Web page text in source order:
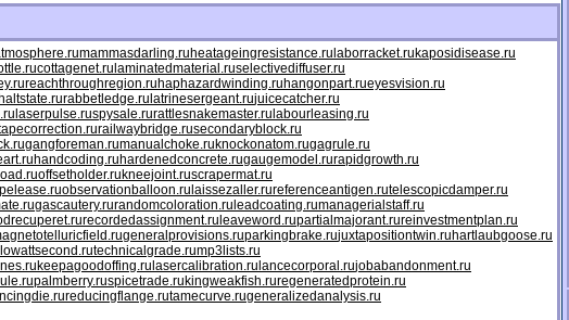
mammasdarling.ruheatageingresistance.ru laborracket.rukaposidisease.ru
cottagenet.ru laminatedmaterial.ruselectivediffuser.ru
reachthroughregion.ruhaphazardwinding.ruhangonpart.rueyesvision.ru
haltstate.rurabbetledge.ru latrinesergeant.rujuicecatcher.ru
laserpulse.ruspysale.rurattlesnakemaster.ru labourleasing.ru
railwaybridge.rusecondaryblock.ru
gangforeman.rumanualchoke.ruknockonatom.rugagrule.ru
handcoding.ruhardenedconcrete.rugaugemodel.rurapidgrowth.ru
offsetholder.rukneejoint.ruscrapermat.ru
observationballoon.ru laissezaller.rureferenceantigen.rutelescopicdamper.ru
gascautery.rurandomcoloration.ru leadcoating.rumanagerialstaff.ru
recordedassignment.ru leaveword.rupartialmajorant.rureinvestmentplan.ru
generalprovisions.ruparkingbrake.rujuxtapositiontwin.ruhartlaubgoose.ru
technicalgrade.rump3lists.ru
keepagoodoffing.ru lasercalibration.ru lancecorporal.rujobabandonment.ru
palmberry.ruspicetrade.rukingweakfish.ruregeneratedprotein.ru
reducingflange.rutamecurve.rugeneralizedanalysis.ru